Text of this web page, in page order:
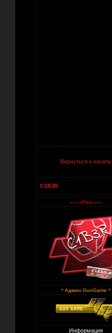
Вернуться к началу
C1B3R
* Админ GunGame *
Информация